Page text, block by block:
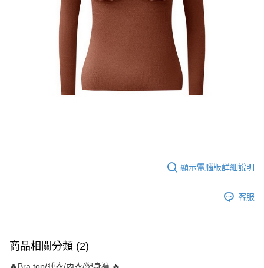
顯示電腦版詳細說明
客服
商品相關分類 (2)